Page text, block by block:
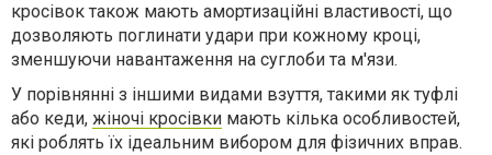
кросівок також мають амортизаційні властивості, що
дозволяють поглинати удари при кожному кроці,
зменшуючи навантаження на суглоби та м'язи.
У порівнянні з іншими видами взуття, такими як туфлі
або кеди, жіночі кросівки мають кілька особливостей,
які роблять їх ідеальним вибором для фізичних вправ.